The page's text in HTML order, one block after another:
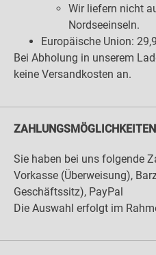
Wir liefern nicht
Nordseeinseln.
Europäische Union:
Bei Abholung in unserem
keine Versandkosten an.
ZAHLUNGSMÖGLICHKEITEN
Sie haben bei uns folgende
Vorkasse (Überweisung),
Geschäftssitz), PayPal
Die Auswahl erfolgt im